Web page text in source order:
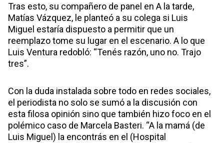
Tras esto, su compañero de panel en A la tarde,
Matías Vázquez, le planteó a su colega si Luis
Miguel estaría dispuesto a permitir que un
reemplazo tome su lugar en el escenario. A lo que
Luis Ventura redobló: “Tenés razón, uno no. Trajo
tres”.
Con la duda instalada sobre todo en redes sociales,
el periodista no solo se sumó a la discusión con
esta filosa opinión sino que también hizo foco en el
polémico caso de Marcela Basteri. “A la mamá (de
Luis Miguel) la encontrás en el (Hospital